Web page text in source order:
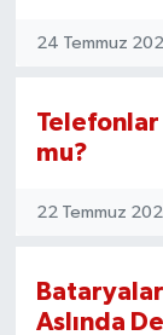
24 Temmuz
Telefonlar
mu?
22 Temmuz
Aslında
Gönen
Havran
KENT